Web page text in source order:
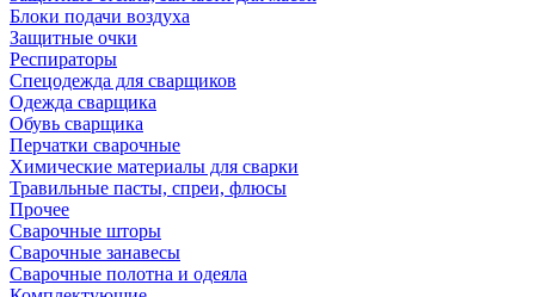
Блоки подачи воздуха
Защитные очки
Респираторы
Спецодежда для сварщиков
Одежда сварщика
Обувь сварщика
Перчатки сварочные
Химические материалы для сварки
Травильные пасты, спреи, флюсы
Прочее
Сварочные шторы
Сварочные занавесы
Сварочные полотна и одеяла